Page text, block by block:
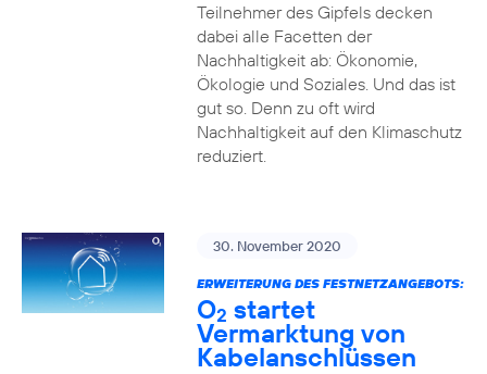
Teilnehmer des Gipfels decken
dabei alle Facetten der
Nachhaltigkeit ab: Ökonomie,
Ökologie und Soziales. Und das ist
gut so. Denn zu oft wird
Nachhaltigkeit auf den Klimaschutz
reduziert.
30. November 2020
ERWEITERUNG DES FESTNETZANGEBOTS:
O2 startet
Vermarktung von
Kabelanschlüssen